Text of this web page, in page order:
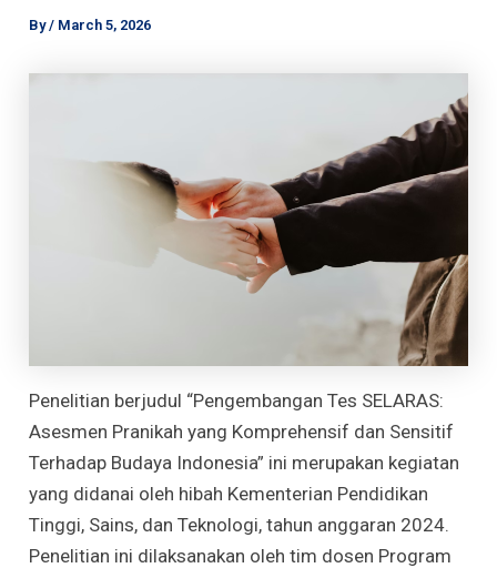
By/ March 5, 2026
Penelitian berjudul “Pengembangan Tes SELARAS:
Asesmen Pranikah yang Komprehensif dan Sensitif
Terhadap Budaya Indonesia” ini merupakan kegiatan
yang didanai oleh hibah Kementerian Pendidikan
Tinggi, Sains, dan Teknologi, tahun anggaran 2024.
Penelitian ini dilaksanakan oleh tim dosen Program